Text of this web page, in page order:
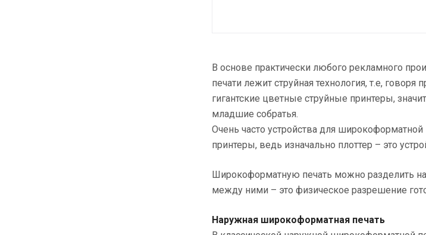
В основе практически любого рекламного
печати лежит струйная технология, т.е,
гигантские цветные струйные принтеры,
младшие собратья.
Очень часто устройства для
принтеры, ведь изначально плоттер – это
Широкоформатную печать можно разделить
между ними – это физическое разрешение
Наружная широкоформатная печать